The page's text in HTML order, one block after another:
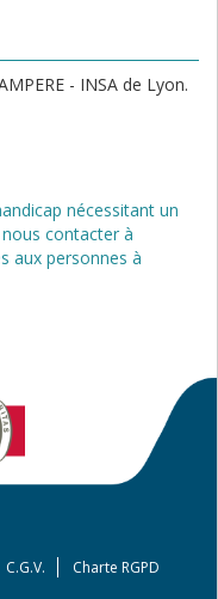
- INSA de Lyon.
nécessitant un
contacter à
aux personnes à
C.G.V. Charte RGPD